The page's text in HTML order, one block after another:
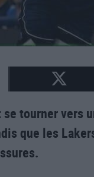
tourner vers
que les